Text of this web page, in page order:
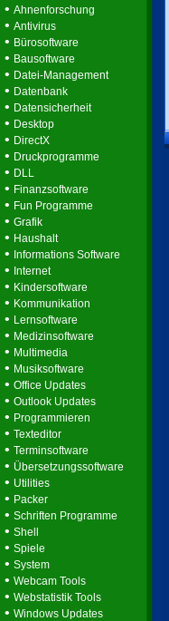
• Ahnenforschung
• Antivirus
• Bürosoftware
• Bausoftware
• Datei-Management
• Datenbank
• Datensicherheit
• Desktop
• DirectX
• Druckprogramme
• DLL
• Finanzsoftware
• Fun Programme
• Grafik
• Haushalt
• Informations Software
• Internet
• Kindersoftware
• Kommunikation
• Lernsoftware
• Medizinsoftware
• Multimedia
• Musiksoftware
• Office Updates
• Outlook Updates
• Programmieren
• Texteditor
• Terminsoftware
• Übersetzungssoftware
• Utilities
• Packer
• Schriften Programme
• Shell
• Spiele
• System
• Webcam Tools
• Webstatistik Tools
• Windows Updates